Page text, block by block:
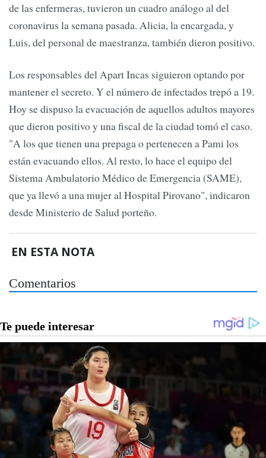
de las enfermeras, tuvieron un cuadro análogo al del
coronavirus la semana pasada. Alicia, la encargada, y
Luis, del personal de maestranza, también dieron positivo.
Los responsables del Apart Incas siguieron optando por
mantener el secreto. Y el número de infectados trepó a 19.
Hoy se dispuso la evacuación de aquellos adultos mayores
que dieron positivo y una fiscal de la ciudad tomó el caso.
"A los que tienen una prepaga o pertenecen a Pami los
están evacuando ellos. Al resto, lo hace el equipo del
Sistema Ambulatorio Médico de Emergencia (SAME),
que ya llevó a una mujer al Hospital Pirovano", indicaron
desde Ministerio de Salud porteño.
EN ESTA NOTA
Comentarios